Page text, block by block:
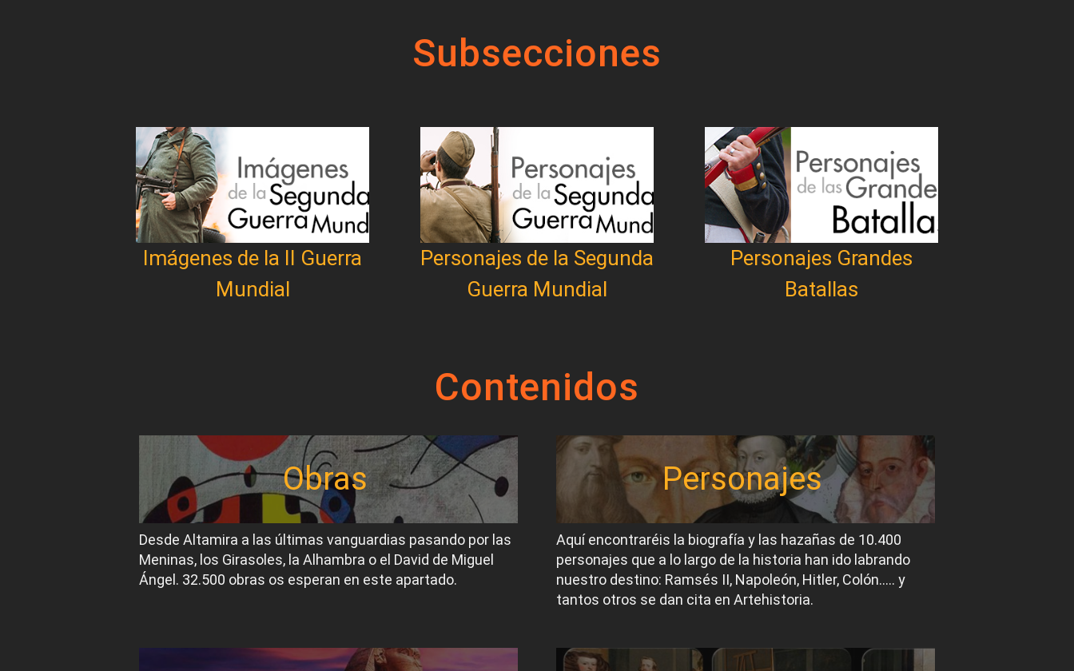
Subsecciones
Imágenes de la II Guerra
Mundial
Personajes de la Segunda
Guerra Mundial
Personajes Grandes
Batallas
Contenidos
Obras
Desde Altamira a las últimas vanguardias pasando por las
Meninas, los Girasoles, la Alhambra o el David de Miguel
Ángel. 32.500 obras os esperan en este apartado.
Personajes
Aquí encontraréis la biografía y las hazañas de 10.400
personajes que a lo largo de la historia han ido labrando
nuestro destino: Ramsés II, Napoleón, Hitler, Colón….. y
tantos otros se dan cita en Artehistoria.